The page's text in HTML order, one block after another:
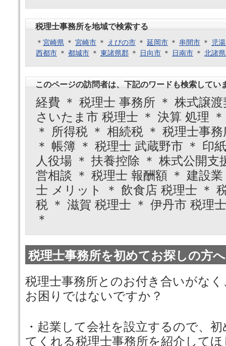
税理士事務所を地域で検索する
＊ 宮崎県 ＊ 宮崎市 ＊ えびの市 ＊ 延岡市 ＊ 串間市 ＊
児
西都市 ＊ 都城市 ＊ 東諸県郡 ＊ 日向市 ＊ 日南市 ＊ 北諸
このページの訪問者は、下記のワードも検索してい
経費 ＊ 税理士 事務所 ＊ 株式譲
さいたま市 税理士 ＊ 決算 処理
＊ 所得税 ＊ 相続税 ＊ 税理士事
＊ 帳簿 ＊ 税理士 武蔵野市 ＊ 印
人役場 ＊ 扶養控除 ＊ 株式公開
営相談 ＊ 税理士 報酬額 ＊ 建設
士 メリット ＊ 飲食店 税理士 ＊
税 ＊ 滋賀 税理士 ＊ 伊丹市 税理
＊
税理士事務所を初めてお探しの方へ
税理士事務所とのお付き合いがな
お困りではないですか？
・起業して会社を設立するので、
てくれる税理士事務所を紹介して